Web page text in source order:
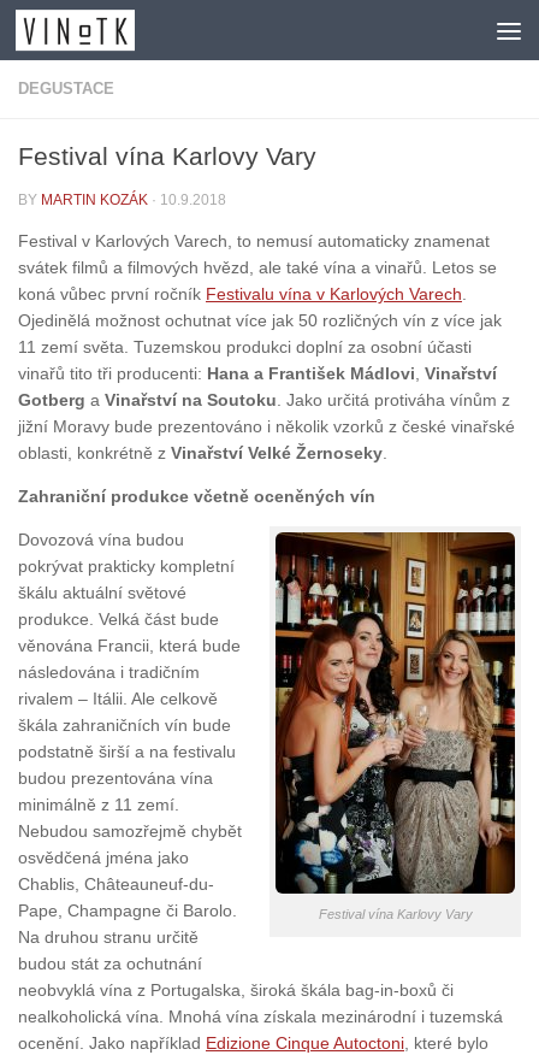
Skip to content
DEGUSTACE
Festival vína Karlovy Vary
BY MARTIN KOZÁK · 10.9.2018
Festival v Karlových Varech, to nemusí automaticky znamenat
svátek filmů a filmových hvězd, ale také vína a vinařů. Letos se
koná vůbec první ročník Festivalu vína v Karlových Varech.
Ojedinělá možnost ochutnat více jak 50 rozličných vín z více jak
11 zemí světa. Tuzemskou produkci doplní za osobní účasti
vinařů tito tři producenti: Hana a František Mádlovi, Vinařství
Gotberg a Vinařství na Soutoku. Jako určitá protiváha vínům z
jižní Moravy bude prezentováno i několik vzorků z české vinařské
oblasti, konkrétně z Vinařství Velké Žernoseky.
Zahraniční produkce včetně oceněných vín
Festival vína Karlovy Vary
Dovozová vína budou
pokrývat prakticky kompletní
škálu aktuální světové
produkce. Velká část bude
věnována Francii, která bude
následována i tradičním
rivalem – Itálii. Ale celkově
škála zahraničních vín bude
podstatně širší a na festivalu
budou prezentována vína
minimálně z 11 zemí.
Nebudou samozřejmě chybět
osvědčená jména jako
Chablis, Châteauneuf-du-
Pape, Champagne či Barolo.
Na druhou stranu určitě
budou stát za ochutnání
neobvyklá vína z Portugalska, široká škála bag-in-boxů či
nealkoholická vína. Mnohá vína získala mezinárodní i tuzemská
ocenění. Jako například Edizione Cinque Autoctoni, které bylo